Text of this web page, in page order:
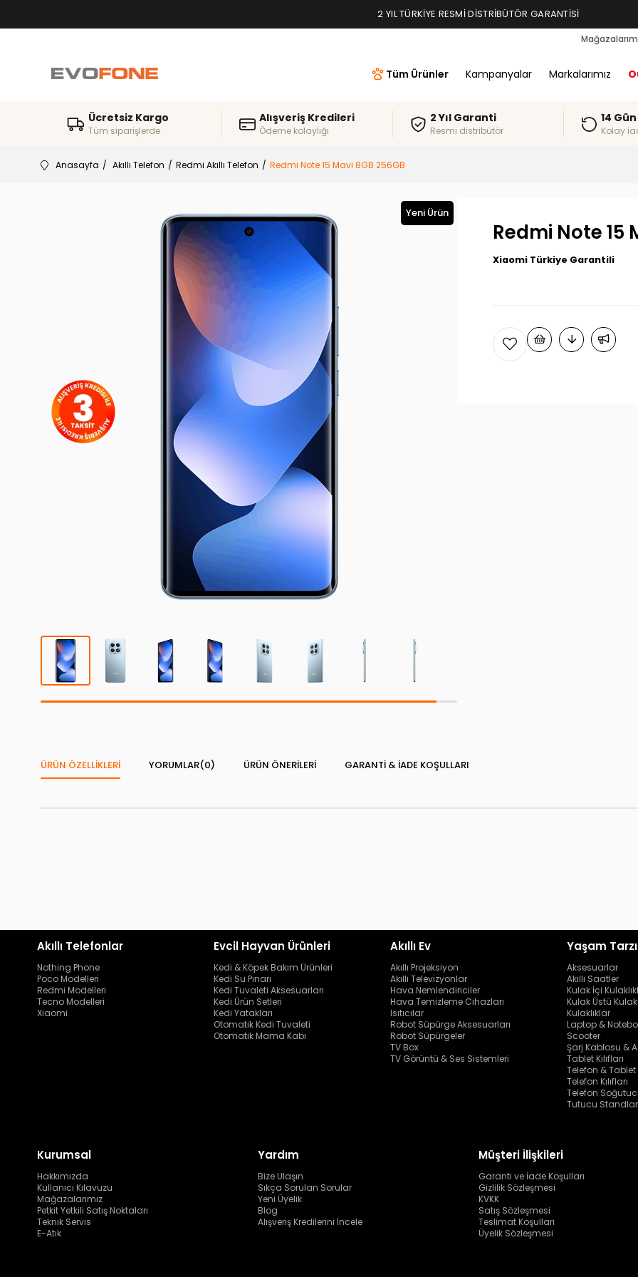
2 YIL TÜRKIYE RESMI DISTRIBÜTÖR GARANTISI
Tüm Ürünler Kampanyalar Markalarımız
Ücretsiz Kargo
Tüm siparişlerde
Alışveriş Kredileri
Ödeme kolaylığı
2 Yıl Garanti
Resmi distribütör
14
Kolay
Anasayfa Akıllı Telefon Redmi Akıllı Telefon Redmi Note 15 Mavi 8GB 256GB
Yeni Ürün
Redmi Note 15
Xiaomi Türkiye Garantili
ÜRÜN ÖZELLIKLERI YORUMLAR(0) ÜRÜN ÖNERILERI GARANTI & İADE KOŞULLARI
Akıllı Telefonlar
Nothing Phone
Poco Modelleri
Redmi Modelleri
Tecno Modelleri
Xiaomi
Evcil Hayvan Ürünleri
Kedi & Köpek Bakım Ürünleri
Kedi Su Pınarı
Kedi Tuvaleti Aksesuarları
Kedi Ürün Setleri
Kedi Yatakları
Otomatik Kedi Tuvaleti
Otomatik Mama Kabı
Akıllı Ev
Akıllı Projeksiyon
Akıllı Televizyonlar
Hava Nemlendiriciler
Hava Temizleme Cihazları
Isıtıcılar
Robot Süpürge Aksesuarları
Robot Süpürgeler
TV Box
TV Görüntü & Ses Sistemleri
Yaşam Tarzı
Aksesuarlar
Akıllı Saatler
Kulak İçi
Kulak Üstü
Kulaklıklar
Laptop &
Scooter
Şarj Kablosu &
Tablet Kılıfları
Telefon & Tablet
Telefon Kılıfları
Telefon
Tutucu Standlar
Kurumsal
Hakkımızda
Kullanıcı Kılavuzu
Mağazalarımız
Petkit Yetkili Satış Noktaları
Teknik Servis
E-Atık
Yardım
Bize Ulaşın
Sıkça Sorulan Sorular
Yeni Üyelik
Blog
Alışveriş Kredilerini İncele
Müşteri İlişkileri
Garanti ve İade Koşulları
Gizlilik Sözleşmesi
KVKK
Satış Sözleşmesi
Teslimat Koşulları
Üyelik Sözleşmesi